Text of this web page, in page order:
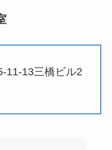
11-13三橋ビル2